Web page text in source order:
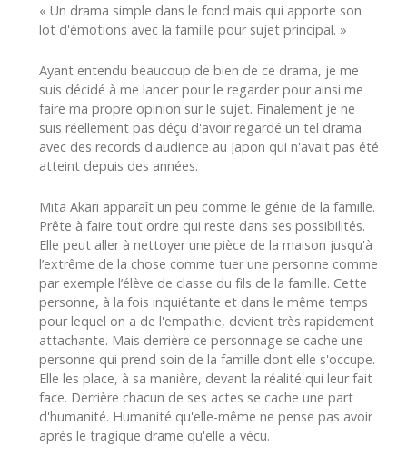
« Un drama simple dans le fond mais qui apporte son
lot d'émotions avec la famille pour sujet principal. »
Ayant entendu beaucoup de bien de ce drama, je me
suis décidé à me lancer pour le regarder pour ainsi me
faire ma propre opinion sur le sujet. Finalement je ne
suis réellement pas déçu d'avoir regardé un tel drama
avec des records d'audience au Japon qui n'avait pas été
atteint depuis des années.
Mita Akari apparaît un peu comme le génie de la famille.
Prête à faire tout ordre qui reste dans ses possibilités.
Elle peut aller à nettoyer une pièce de la maison jusqu'à
l’extrême de la chose comme tuer une personne comme
par exemple l’élève de classe du fils de la famille. Cette
personne, à la fois inquiétante et dans le même temps
pour lequel on a de l'empathie, devient très rapidement
attachante. Mais derrière ce personnage se cache une
personne qui prend soin de la famille dont elle s'occupe.
Elle les place, à sa manière, devant la réalité qui leur fait
face. Derrière chacun de ses actes se cache une part
d'humanité. Humanité qu'elle-même ne pense pas avoir
après le tragique drame qu'elle a vécu.